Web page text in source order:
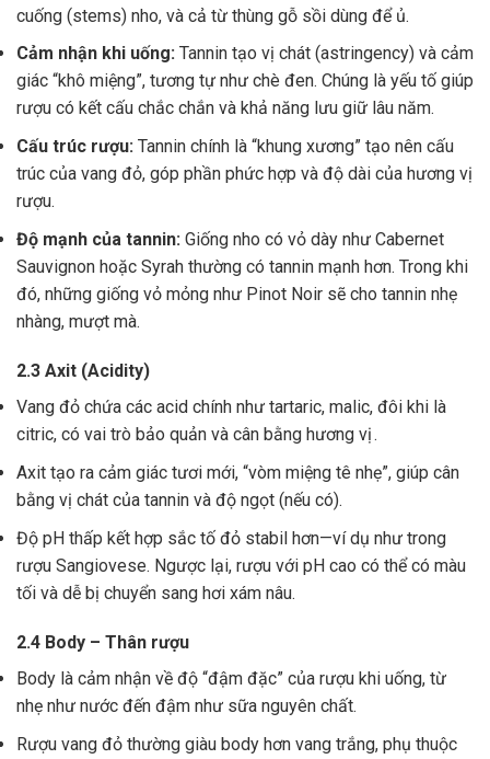
cuống (stems) nho, và cả từ thùng gỗ sồi dùng để ủ.
Cảm nhận khi uống: Tannin tạo vị chát (astringency) và cảm
giác “khô miệng”, tương tự như chè đen. Chúng là yếu tố giúp
rượu có kết cấu chắc chắn và khả năng lưu giữ lâu năm.
Cấu trúc rượu: Tannin chính là “khung xương” tạo nên cấu
trúc của vang đỏ, góp phần phức hợp và độ dài của hương vị
rượu.
Độ mạnh của tannin: Giống nho có vỏ dày như Cabernet
Sauvignon hoặc Syrah thường có tannin mạnh hơn. Trong khi
đó, những giống vỏ mỏng như Pinot Noir sẽ cho tannin nhẹ
nhàng, mượt mà.
2.3 Axit (Acidity)
Vang đỏ chứa các acid chính như tartaric, malic, đôi khi là
citric, có vai trò bảo quản và cân bằng hương vị .
Axit tạo ra cảm giác tươi mới, “vòm miệng tê nhẹ”, giúp cân
bằng vị chát của tannin và độ ngọt (nếu có).
Độ pH thấp kết hợp sắc tố đỏ stabil hơn—ví dụ như trong
rượu Sangiovese. Ngược lại, rượu với pH cao có thể có màu
tối và dễ bị chuyển sang hơi xám nâu.
2.4 Body – Thân rượu
Body là cảm nhận về độ “đậm đặc” của rượu khi uống, từ
nhẹ như nước đến đậm như sữa nguyên chất.
Rượu vang đỏ thường giàu body hơn vang trắng, phụ thuộc